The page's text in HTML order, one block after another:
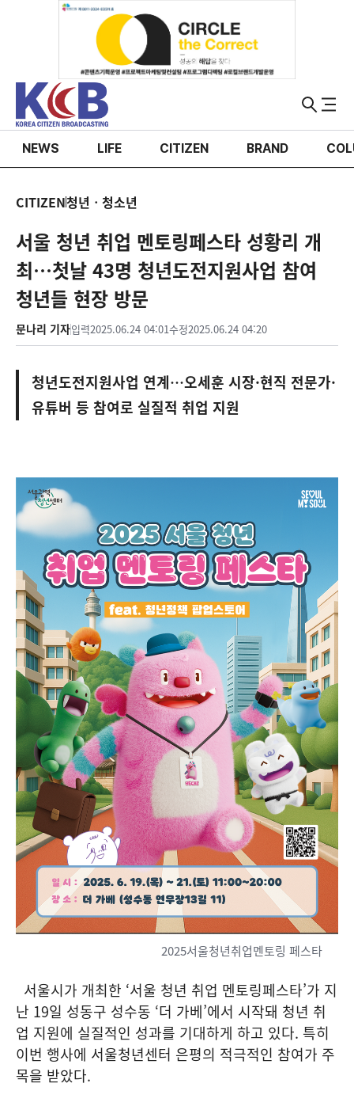
NEWS LIFE CITIZEN BRAND
CITIZEN청년ㆍ청소년
서울 청년 취업 멘토링페스타 성황리 개
최…첫날 43명 청년도전지원사업 참여
청년들 현장 방문
문나리 기자입력2025.06.24 04:01수정2025.06.24 04:20
청년도전지원사업 연계…오세훈 시장·현직 전문가·
유튜버 등 참여로 실질적 취업 지원
2025서울청년취업멘토링 페스타
서울시가 개최한 ‘서울 청년 취업 멘토링페스타’가 지
난 19일 성동구 성수동 ‘더 가베’에서 시작돼 청년 취
업 지원에 실질적인 성과를 기대하게 하고 있다. 특히
이번 행사에 서울청년센터 은평의 적극적인 참여가 주
목을 받았다.